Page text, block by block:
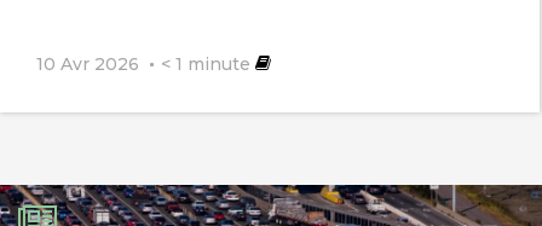
10 Avr 2026 < 1 minute